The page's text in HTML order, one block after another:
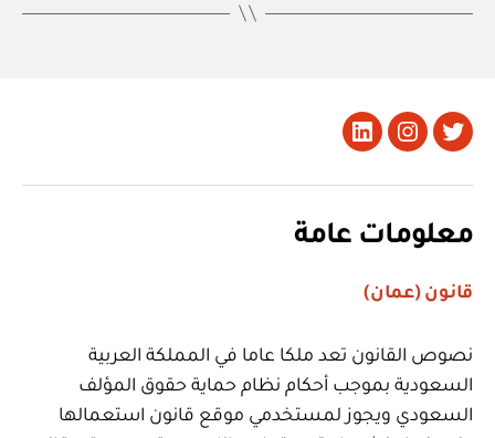
تويتر Instagram
LinkedIn
معلومات عامة
قانون (عمان)
نصوص القانون تعد ملكا عاما في المملكة العربية
السعودية بموجب أحكام نظام حماية حقوق المؤلف
السعودي ويجوز لمستخدمي موقع قانون استعمالها